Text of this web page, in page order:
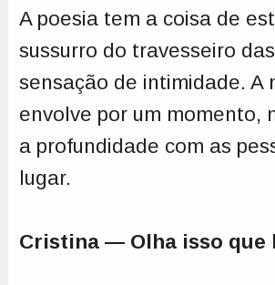
A poesia tem a coisa de
sussurro do travesseiro
sensação de intimidade. A
envolve por um momento,
a profundidade com as
lugar.
Cristina — Olha isso que